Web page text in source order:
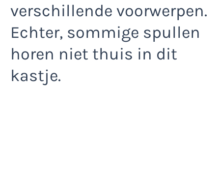
verschillende voorwerpen.
Echter, sommige spullen
horen niet thuis in dit
kastje.